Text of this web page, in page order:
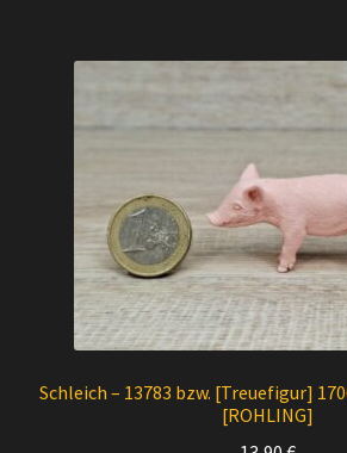
Schleich – 13783 bzw. [Treuefigur]
[ROHLING]